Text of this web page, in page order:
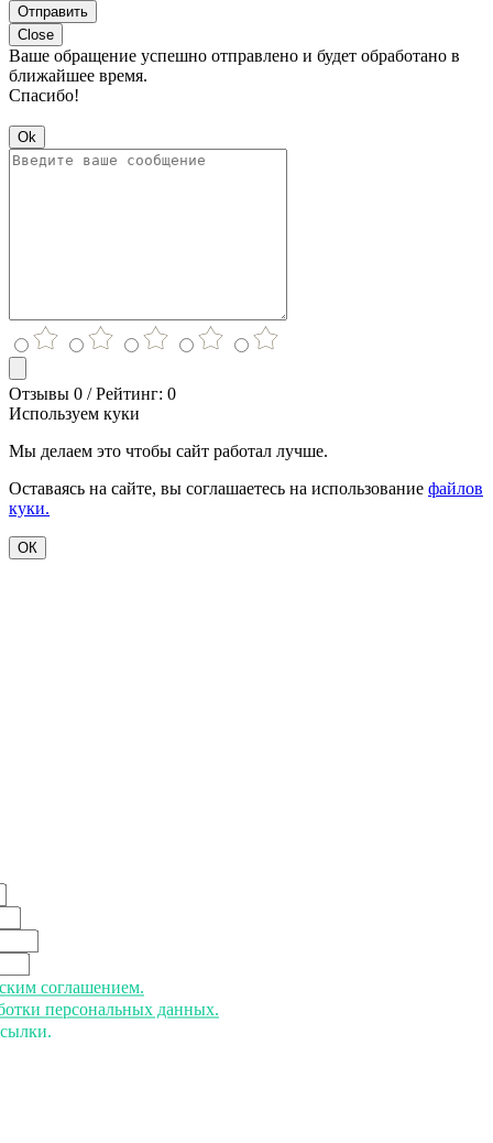
Отправить
Close
Ваше обращение успешно отправлено и будет обработано в
ближайшее время.
Спасибо!
Ok
Отзывы 0 / Рейтинг: 0
Используем куки
Мы делаем это чтобы сайт работал лучше.
Оставаясь на сайте, вы соглашаетесь на использование файлов
куки.
ОК
соглашением.
персональных данных.